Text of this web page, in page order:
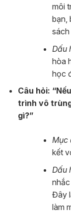
môi
bạn,
sách
Dấu
hòa
học
Câu hỏi:
trình vô
gì?”
Mục
kết
Dấu
Đây
làm